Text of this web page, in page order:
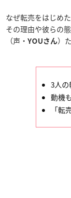
なぜ転売をはじめ
その理由や彼らの
（声・ YOUさん）
3人
動機
「転